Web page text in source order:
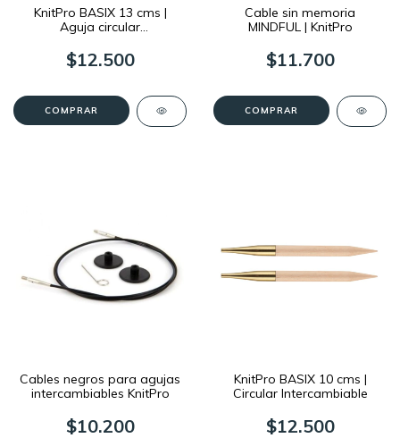
KnitPro BASIX 13 cms |
Aguja circular
$12.500
COMPRAR
Cable sin memoria
MINDFUL | KnitPro
$11.700
COMPRAR
Cables negros para agujas
intercambiables KnitPro
$10.200
KnitPro BASIX 10 cms |
Circular Intercambiable
$12.500